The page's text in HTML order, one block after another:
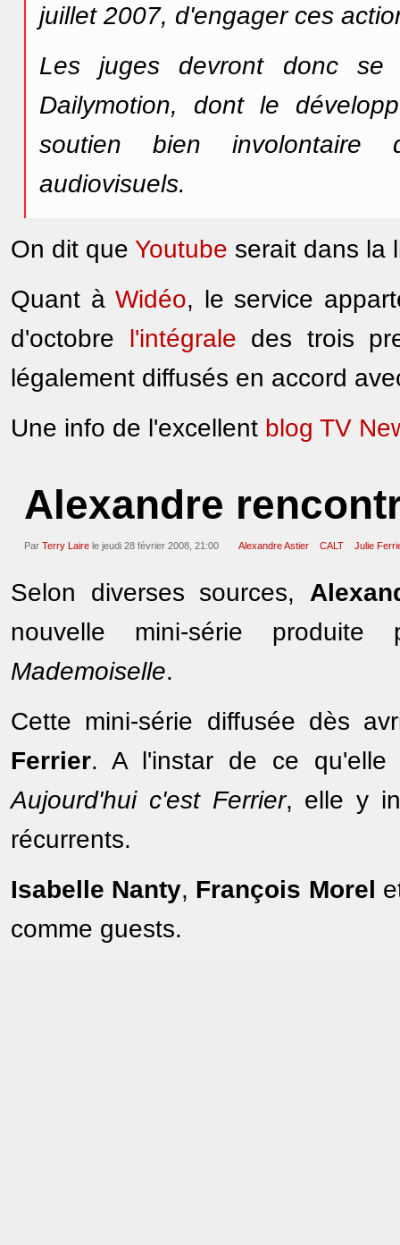
juillet 2007, d'engager ces
Les juges devront donc se
Dailymotion, dont le
soutien bien involontaire
audiovisuels.
On dit que Youtube serait dans la
Quant àWidéo, le service
d'octobre l'intégrale des trois
légalement diffusés en accord
Une info de l'excellent blog TV
Alexandre
Par Terry Laire le jeudi 28 février 2008, 21:00 Alexandre Astier CALT Julie
Selon diverses sources,
nouvelle mini-série
Mademoiselle.
Cette mini-série diffusée dès
Ferrier. A l'instar de ce qu'elle
Aujourd'hui c'est Ferrier, elle y
récurrents.
Isabelle Nanty, François Morel
comme guests.